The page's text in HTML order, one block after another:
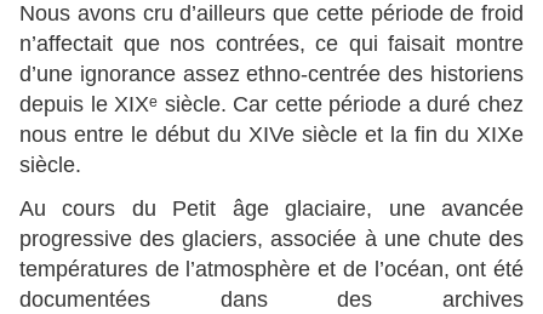
Nous avons cru d’ailleurs que cette période de froid
n’affectait que nos contrées, ce qui faisait montre
d’une ignorance assez ethno-centrée des historiens
depuis le XIXᵉ siècle. Car cette période a duré chez
nous entre le début du XIVe siècle et la fin du XIXe
siècle.
Au cours du Petit âge glaciaire, une avancée
progressive des glaciers, associée à une chute des
températures de l’atmosphère et de l’océan, ont été
documentées dans des archives